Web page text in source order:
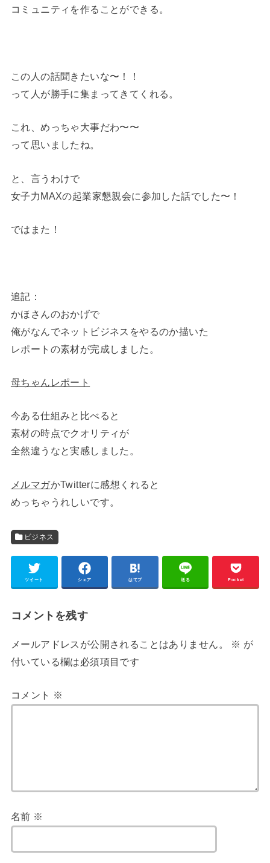
コミュニティを作ることができる。
この人の話聞きたいな〜！！
って人が勝手に集まってきてくれる。
これ、めっちゃ大事だわ〜〜
って思いましたね。
と、言うわけで
女子力MAXの起業家懇親会に参加した話でした〜！
ではまた！
追記：
かほさんのおかげで
俺がなんでネットビジネスをやるのか描いた
レポートの素材が完成しました。
母ちゃんレポート
今ある仕組みと比べると
素材の時点でクオリティが
全然違うなと実感しました。
メルマガかTwitterに感想くれると
めっちゃうれしいです。
ビジネス
ツイート シェア はてブ 送る Pocket
コメントを残す
メールアドレスが公開されることはありません。 ※ が
付いている欄は必須項目です
コメント ※
名前 ※